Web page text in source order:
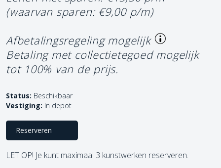
(waarvan sparen: €9,00 p/m)
Afbetalingsregeling mogelijk
Betaling met collectietegoed mogelijk
tot 100% van de prijs.
Status: Beschikbaar
Vestiging: In depot
Reserveren
LET OP! Je kunt maximaal 3 kunstwerken reserveren.